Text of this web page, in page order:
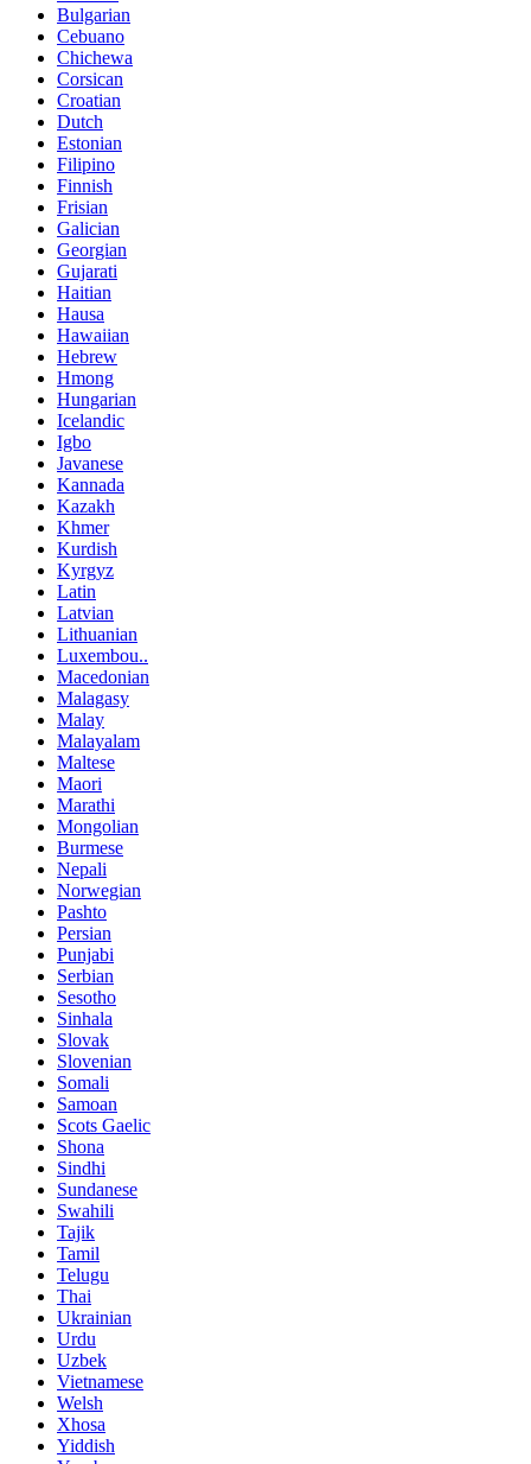
Bulgarian
Cebuano
Chichewa
Corsican
Croatian
Dutch
Estonian
Filipino
Finnish
Frisian
Galician
Georgian
Gujarati
Haitian
Hausa
Hawaiian
Hebrew
Hmong
Hungarian
Icelandic
Igbo
Javanese
Kannada
Kazakh
Khmer
Kurdish
Kyrgyz
Latin
Latvian
Lithuanian
Luxembou..
Macedonian
Malagasy
Malay
Malayalam
Maltese
Maori
Marathi
Mongolian
Burmese
Nepali
Norwegian
Pashto
Persian
Punjabi
Serbian
Sesotho
Sinhala
Slovak
Slovenian
Somali
Samoan
Scots Gaelic
Shona
Sindhi
Sundanese
Swahili
Tajik
Tamil
Telugu
Thai
Ukrainian
Urdu
Uzbek
Vietnamese
Welsh
Xhosa
Yiddish